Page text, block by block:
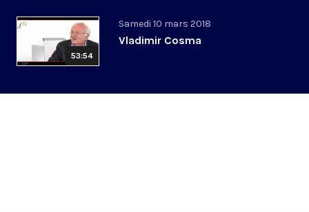
53:54
Samedi 10 mars 2018
Vladimir Cosma